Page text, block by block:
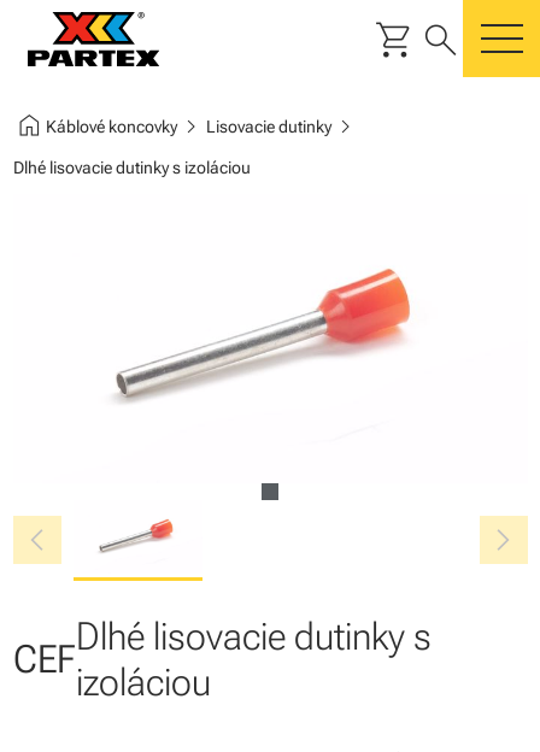
shopping_cart search
home Káblové koncovkychevron_right Lisovacie dutinkychevron_right
Dlhé lisovacie dutinky s izoláciou
chevron_left chevron_right
CEFDlhé lisovacie dutinky s
izoláciou